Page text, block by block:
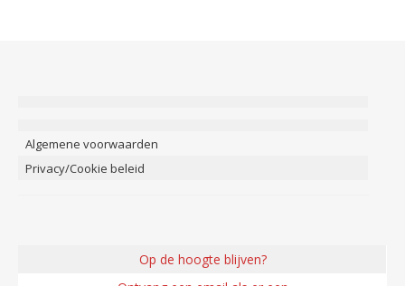
Algemene voorwaarden
Privacy/Cookie beleid
Op de hoogte blijven?